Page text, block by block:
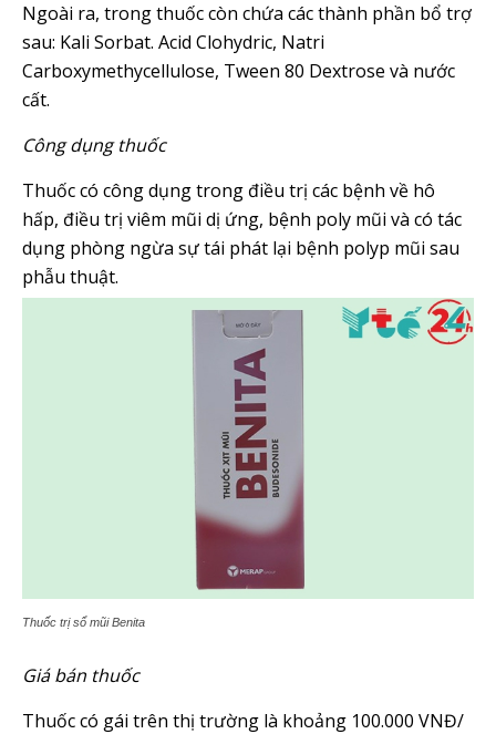
Ngoài ra, trong thuốc còn chứa các thành phần bổ trợ
sau: Kali Sorbat. Acid Clohydric, Natri
Carboxymethycellulose, Tween 80 Dextrose và nước
cất.
Công dụng thuốc
Thuốc có công dụng trong điều trị các bệnh về hô
hấp, điều trị viêm mũi dị ứng, bệnh poly mũi và có tác
dụng phòng ngừa sự tái phát lại bệnh polyp mũi sau
phẫu thuật.
Thuốc trị sổ mũi Benita
Giá bán thuốc
Thuốc có gái trên thị trường là khoảng 100.000 VNĐ/